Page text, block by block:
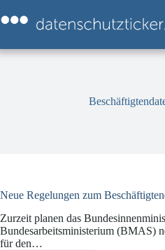
Inhalt
springen
Neue Regelungen zum
Zurzeit planen das
Bundesarbeitsministerium (BMAS)
für den…